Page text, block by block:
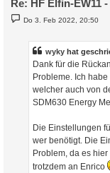
Re: HF Elfin-EW11
B
e
Do 3. Feb 2022, 20:50
wyky hat
Dank für die
Probleme. Ich
welcher auch von
SDM630 Energy
Die Einstellungen
wer benötigt. Die
Problem, da es
trotzdem an Enrico